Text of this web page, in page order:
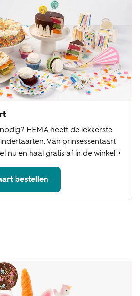
HEMA heeft de lekkerste
Van prinsessentaart
nu en haal gratis af in de winkel >
bestellen